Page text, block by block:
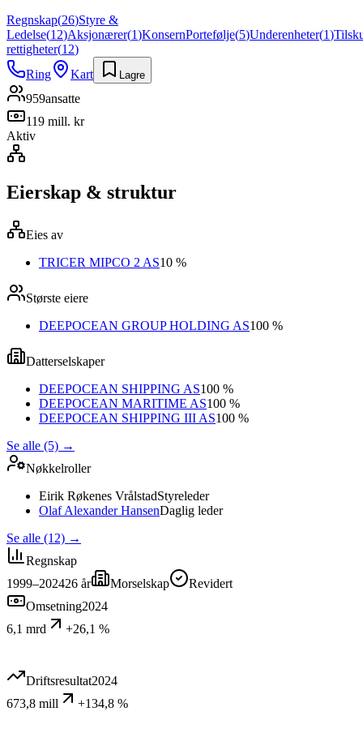
Regnskap(26)Styre &
Ledelse(12)Aksjonærer(1)KonsernPortefølje(5)Underenheter(1)
rettigheter(12)
Ring
Kart Lagre
959ansatte
119 mill. kr
Aktiv
Eierskap & struktur
Eies av
TRICER MIPCO 2 AS10 %
Største eiere
DEEPOCEAN GROUP HOLDING AS100 %
Datterselskaper
DEEPOCEAN SHIPPING AS100 %
DEEPOCEAN MARITIME AS100 %
DEEPOCEAN SHIPPING III AS100 %
Se alle (5) →
Nøkkelroller
Eirik Røkenes VrålstadStyreleder
Olaf Alexander HansenDaglig leder
Se alle (12) →
Regnskap
1999–202426 år Morselskap
Revidert
Omsetning2024
6,1 mrd
+26,1 %
Driftsresultat2024
673,8 mill
+134,8 %